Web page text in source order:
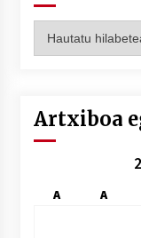
hilez
Artxiboa
A A